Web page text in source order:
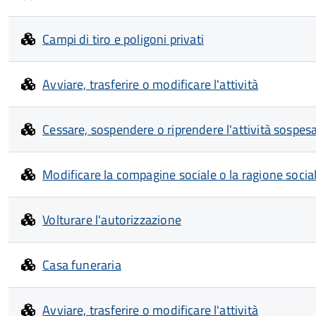
Campi di tiro e poligoni privati
Avviare, trasferire o modificare l'attività
Cessare, sospendere o riprendere l'attività
Modificare la compagine sociale o la ragione
Volturare l'autorizzazione
Casa funeraria
Avviare, trasferire o modificare l'attività